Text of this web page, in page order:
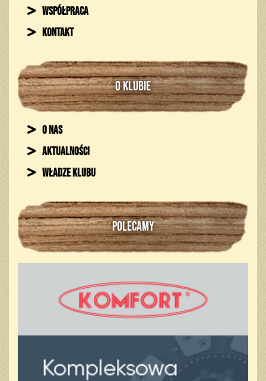
Współpraca
Kontakt
O KLUBIE
O nas
Aktualności
Władze klubu
POLECAMY